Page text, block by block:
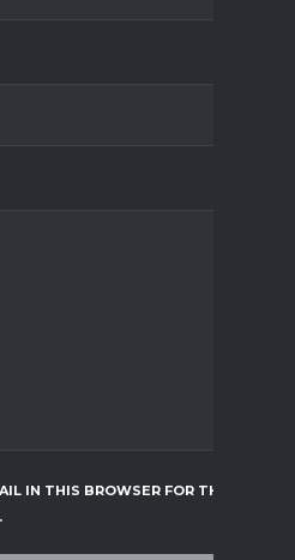
IN THIS BROWSER FOR THE